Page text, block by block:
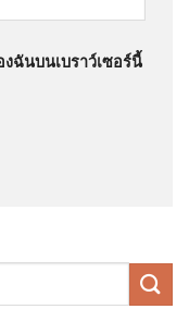
“รร.เทพศิรินทร์”
รงเรียนสังเวย 8
ฉันบนเบราว์เซอร์นี้